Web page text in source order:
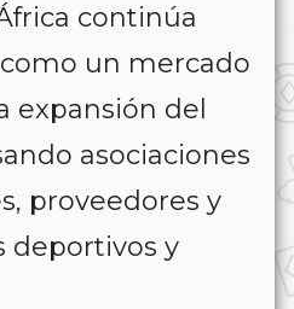
continúa
un mercado
expansión del
asociaciones
proveedores y
deportivos y